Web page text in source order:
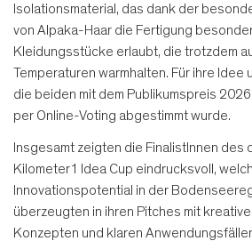
Isolationsmaterial, das dank der
von Alpaka-Haar die Fertigung
Kleidungsstücke erlaubt, die trotzdem
Temperaturen warmhalten. Für ihre Idee
die beiden mit dem Publikumspreis
per Online-Voting abgestimmt wurde.
Insgesamt zeigten die FinalistInnen des
Kilometer1 Idea Cup eindrucksvoll,
Innovationspotential in der
überzeugten in ihren Pitches mit
Konzepten und klaren